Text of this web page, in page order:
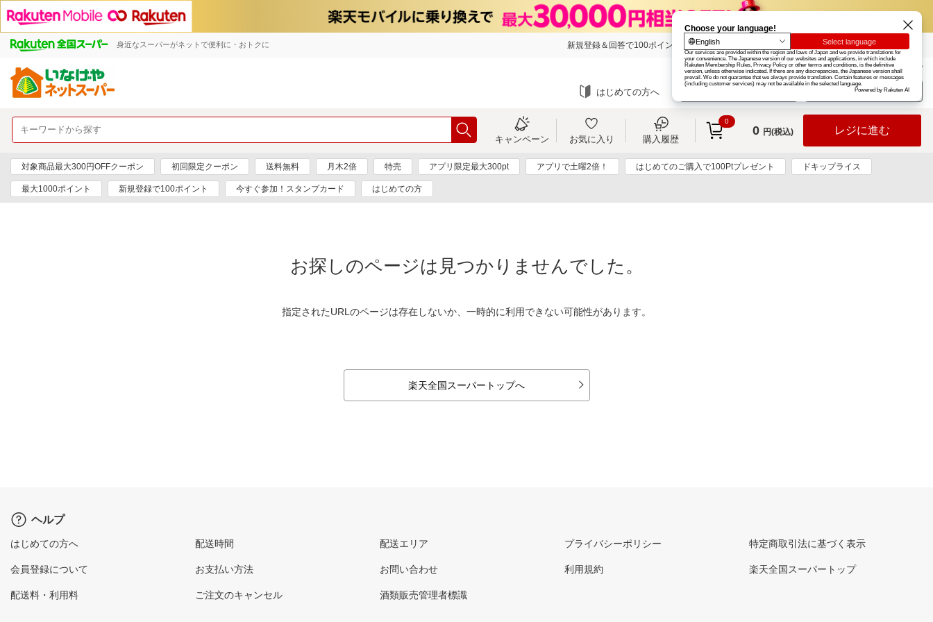
身近なスーパーがネットで便利に・おトクに 新規登録＆回答で100ポイント! 楽天グループ カード
お知らせ ヘルプ
はじめての方へ ログイン
キャンペーン お気に入り 購入履歴
0
0 円(税込) レジに進む
対象商品最大300円OFFクーポン 初回限定クーポン 送料無料 月木2倍 特売 アプリ限定最大300pt アプリで土曜2倍！ はじめてのご購入で100Ptプレゼント ドキップライス
最大1000ポイント 新規登録で100ポイント 今すぐ参加！スタンプカード はじめての方
お探しのページは見つかりませんでした。
指定されたURLのページは存在しないか、一時的に利用できない可能性があります。
楽天全国スーパートップへ
ヘルプ
はじめての方へ
会員登録について
配送料・利用料
配送時間
お支払い方法
ご注文のキャンセル
配送エリア
お問い合わせ
酒類販売管理者標識
プライバシーポリシー
利用規約
特定商取引法に基づく表示
楽天全国スーパートップ